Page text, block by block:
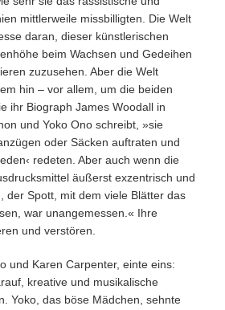
mittlerweile missbilligten. Die Welt
daran, dieser künstlerischen
beim Wachsen und Gedeihen
zuzusehen. Aber die Welt
hin – vor allem, um die beiden
ihr Biograph James Woodall in
und Yoko Ono schreibt, »sie
oder Säcken auftraten und
redeten. Aber auch wenn die
äußerst exzentrisch und
der Spott, mit dem viele Blätter das
war unangemessen.« Ihre
und verstören.
und Karen Carpenter, einte eins:
kreative und musikalische
Yoko, das böse Mädchen, sehnte